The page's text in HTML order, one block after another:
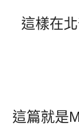
這樣在
這篇就是